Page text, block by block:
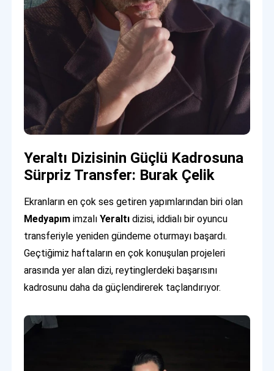
Yeraltı Dizisinin Güçlü Kadrosuna
Sürpriz Transfer: Burak Çelik
Ekranların en çok ses getiren yapımlarından biri olan
Medyapım imzalıYeraltı dizisi, iddialı bir oyuncu
transferiyle yeniden gündeme oturmayı başardı.
Geçtiğimiz haftaların en çok konuşulan projeleri
arasında yer alan dizi, reytinglerdeki başarısını
kadrosunu daha da güçlendirerek taçlandırıyor.